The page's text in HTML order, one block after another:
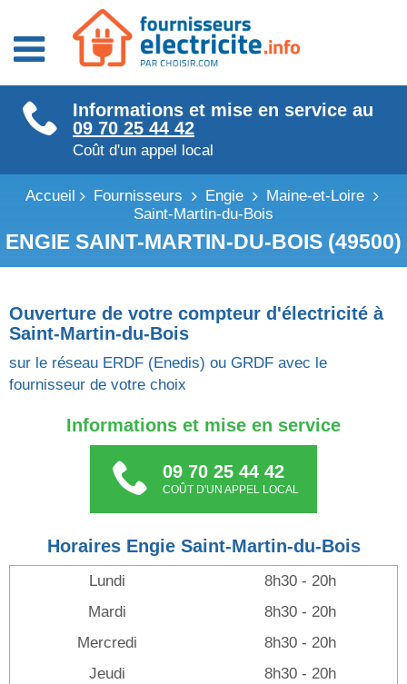
Fournisseurs énergie
Fournisseurs électricité
Fournisseurs gaz
Informations et mise en service au
09 70 25 44 42
Coût d'un appel local
Accueil Fournisseurs Engie
Maine-et-Loire
Saint-Martin-du-Bois
ENGIE SAINT-MARTIN-DU-BOIS (49500)
Ouverture de votre compteur d'électricité à
Saint-Martin-du-Bois
sur le réseau ERDF (Enedis) ou GRDF avec le
fournisseur de votre choix
Informations et mise en service
09 70 25 44 42
COÛT D'UN APPEL LOCAL
Horaires Engie Saint-Martin-du-Bois
Lundi
8h30 - 20h
Mardi
8h30 - 20h
Mercredi
8h30 - 20h
Jeudi
8h30 - 20h